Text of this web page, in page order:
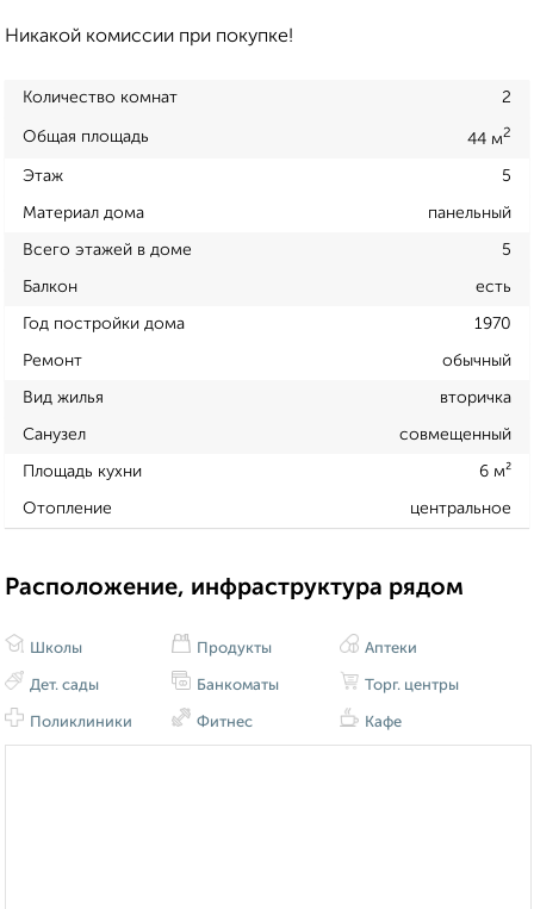
Никакой комиссии при покупке!
Количество комнат 2
Общая площадь 44 м2
Этаж 5
Материал дома панельный
Всего этажей в доме 5
Балкон есть
Год постройки дома 1970
Ремонт обычный
Вид жилья вторичка
Санузел совмещенный
Площадь кухни 6 м²
Отопление центральное
Расположение, инфраструктура рядом
Школы
Дет. сады
Поликлиники
Продукты
Банкоматы
Фитнес
Аптеки
Торг. центры
Кафе